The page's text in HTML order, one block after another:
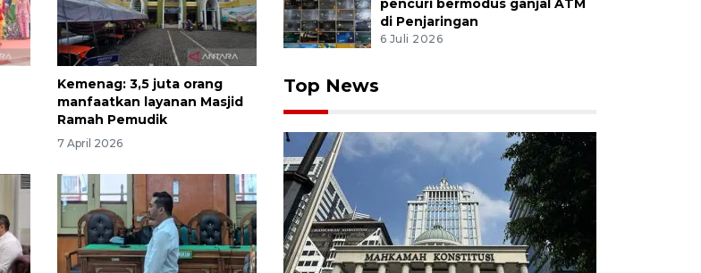
Kemenag: 3,5 juta orang
manfaatkan layanan Masjid
Ramah Pemudik
7 April 2026
di Penjaringan
6 Juli 2026
Top News